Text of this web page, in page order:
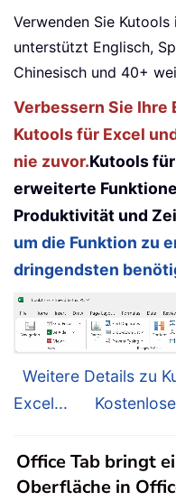
Verwenden Sie
unterstützt Englisch,
Chinesisch und 40+
Verbessern Sie Ihre
Kutools für Excel
nie zuvor.Kutools
erweiterte
Produktivität und
um die Funktion zu
dringendsten
Weitere Details zu
Excel...
Office Tab bringt
Oberfläche in